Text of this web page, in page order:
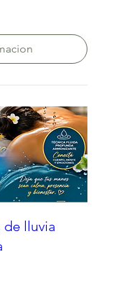
de lluvia